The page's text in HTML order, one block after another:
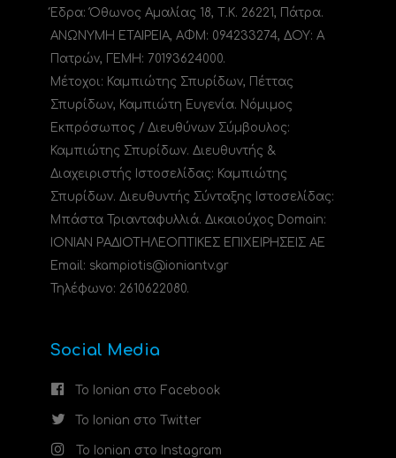
Έδρα: Όθωνος Αμαλίας 18, Τ.Κ. 26221, Πάτρα.
ΑΝΩΝΥΜΗ ΕΤΑΙΡΕΙΑ, ΑΦΜ: 094233274, ΔΟΥ: A
Πατρών, ΓΕΜΗ: 70193624000.
Μέτοχοι: Καμπιώτης Σπυρίδων, Πέττας
Σπυρίδων, Καμπιώτη Ευγενία. Νόμιμος
Εκπρόσωπος / Διευθύνων Σύμβουλος:
Καμπιώτης Σπυρίδων. Διευθυντής &
Διαχειριστής Ιστοσελίδας: Καμπιώτης
Σπυρίδων. Διευθυντής Σύνταξης Ιστοσελίδας:
Μπάστα Τριανταφυλλιά. Δικαιούχος Domain:
ΙΟΝΙΑΝ ΡΑΔΙΟΤΗΛΕΟΠΤΙΚΕΣ ΕΠΙΧΕΙΡΗΣΕΙΣ ΑΕ
Email: skampiotis@ioniantv.gr
Τηλέφωνο: 2610622080.
Social Media
Το Ionian στο Facebook
Το Ionian στο Twitter
Το Ionian στο Instagram